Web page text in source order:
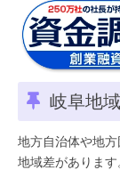
岐阜地
地方自治体や地
地域差がありま